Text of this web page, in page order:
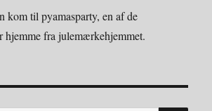
kom til pyamasparty, en af de
hjemme fra julemærkehjemmet.